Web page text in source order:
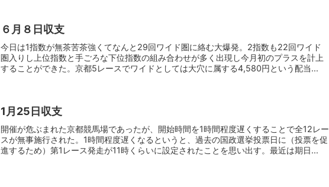
６月８日収支
今日は1指数が無茶苦茶強くてなんと29回ワイド圏に絡む大爆発。2指数も22回ワイド
圏入りし上位指数と手ごろな下位指数の組み合わせが多く出現し今月初のプラスを計上
することができた。京都5レースでワイドとしては大穴に属する4,580円という配当...
1月25日収支
開催が危ぶまれた京都競馬場であったが、開始時間を1時間程度遅くすることで全12レー
スが無事施行された。1時間程度遅くなるというと、過去の国政選挙投票日に（投票を促
進するため）第1レース発走が11時くらいに設定されたことを思い出す。最近は期日...